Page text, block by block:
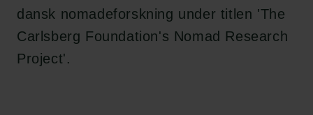
dansk nomadeforskning under titlen 'The
Carlsberg Foundation's Nomad Research
Project'.